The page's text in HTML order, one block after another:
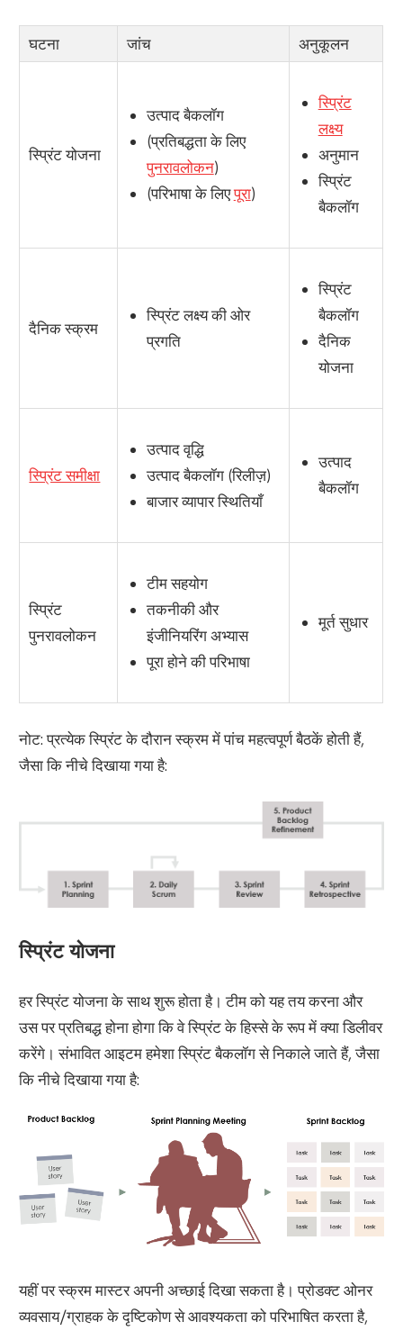
घटना जांच अनुकूलन
स्प्रिंट योजना
उत्पाद बैकलॉग
(प्रतिबद्धता के लिए
पुनरावलोकन)
(परिभाषा के लिएपूरा)
स्प्रिंट
लक्ष्य
अनुमान
स्प्रिंट
बैकलॉग
दैनिक स्क्रम
स्प्रिंट लक्ष्य की ओर
प्रगति
स्प्रिंट
बैकलॉग
दैनिक
योजना
स्प्रिंट समीक्षा
उत्पाद वृद्धि
उत्पाद बैकलॉग (रिलीज़)
बाजार व्यापार स्थितियाँ
उत्पाद
बैकलॉग
स्प्रिंट
पुनरावलोकन
टीम सहयोग
तकनीकी और
इंजीनियरिंग अभ्यास
पूरा होने की परिभाषा
मूर्त सुधार
नोट: प्रत्येक स्प्रिंट के दौरान स्क्रम में पांच महत्वपूर्ण बैठकें होती हैं,
जैसा कि नीचे दिखाया गया है:
स्प्रिंट योजना
हर स्प्रिंट योजना के साथ शुरू होता है। टीम को यह तय करना और
उस पर प्रतिबद्ध होना होगा कि वे स्प्रिंट के हिस्से के रूप में क्या डिलीवर
करेंगे। संभावित आइटम हमेशा स्प्रिंट बैकलॉग से निकाले जाते हैं, जैसा
कि नीचे दिखाया गया है:
यहीं पर स्क्रम मास्टर अपनी अच्छाई दिखा सकता है। प्रोडक्ट ओनर
व्यवसाय/ग्राहक के दृष्टिकोण से आवश्यकता को परिभाषित करता है,